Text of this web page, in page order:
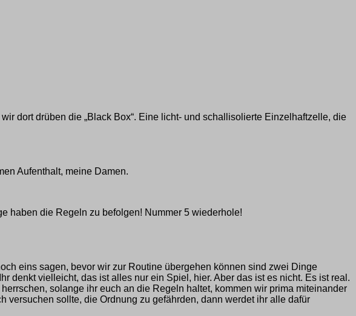
dort drüben die „Black Box“. Eine licht- und schallisolierte Einzelhaftzelle, die
Aufenthalt, meine Damen.
haben die Regeln zu befolgen! Nummer 5 wiederhole!
eins sagen, bevor wir zur Routine übergehen können sind zwei Dinge
denkt vielleicht, das ist alles nur ein Spiel, hier. Aber das ist es nicht. Es ist real.
solange ihr euch an die Regeln haltet, kommen wir prima miteinander
sollte, die Ordnung zu gefährden, dann werdet ihr alle dafür